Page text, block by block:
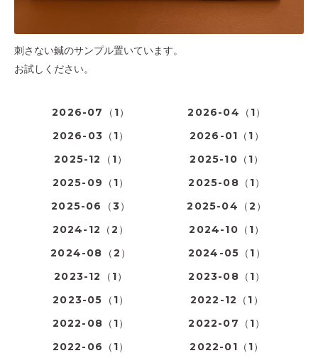
刺さない鍼のサンプル置いています。
お試しください。
2026-07（1）
2026-04（1）
2026-03（1）
2026-01（1）
2025-12（1）
2025-10（1）
2025-09（1）
2025-08（1）
2025-06（3）
2025-04（2）
2024-12（2）
2024-10（1）
2024-08（2）
2024-05（1）
2023-12（1）
2023-08（1）
2023-05（1）
2022-12（1）
2022-08（1）
2022-07（1）
2022-06（1）
2022-01（1）